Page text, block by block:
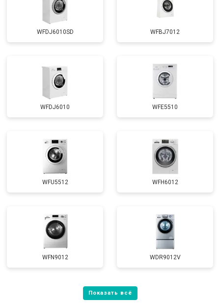
WFDJ6010SD WFBJ7012
WFDJ6010 WFE5510
WFU5512 WFH6012
WFN9012 WDR9012V